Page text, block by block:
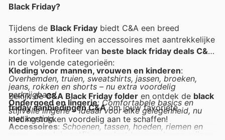
Black Friday?
Tijdens de Black Friday biedt C&A een breed
assortiment kleding en accessoires met aantrekkelijke
kortingen. Profiteer van beste black friday deals C&A
in de volgende categorieën:
Kleding voor mannen, vrouwen en kinderen:
Overhemden, truien, sweatshirts, jassen, broeken,
jeans, rokken en shorts – nu extra voordelig
verkrijgbaar!
Ondergoed en lingerie:Comfortabele basics en
stijlvolle lingerie – ideaal voor elke gelegenheid, nu
met korting.
Accessoires: Schoenen, tassen, hoeden, riemen en
meer – maak je outfit compleet tegen scherpe prijzen.
Bekijk deC&A Black Friday folder en ontdek de black
friday aanbiedingen C&Aom jouw favoriete
kledingstukken voordelig aan te schaffen!